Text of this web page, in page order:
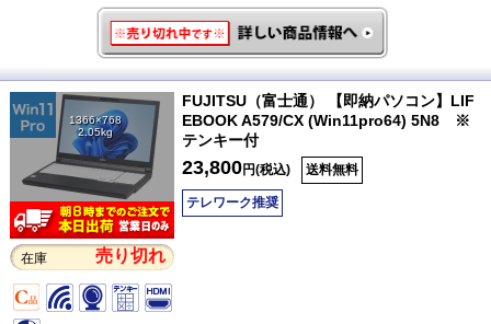
1366×768
2.05kg
在庫 売り切れ
FUJITSU（富士通） 【即納パソコン】LIF
EBOOK A579/CX (Win11pro64) 5N8 ※
テンキー付
23,800円(税込) 送料無料
テレワーク推奨